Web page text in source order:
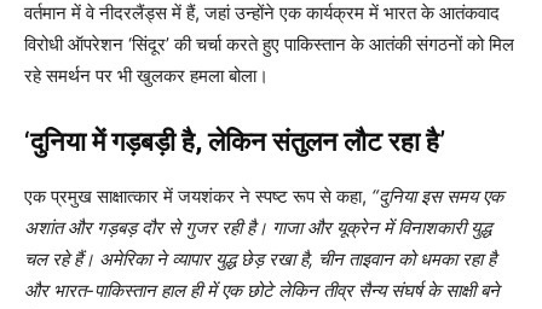
वर्तमान में वे नीदरलैंड्स में हैं, जहां उन्होंने एक कार्यक्रम में भारत के आतंकवाद
विरोधी ऑपरेशन ‘सिंदूर’ की चर्चा करते हुए पाकिस्तान के आतंकी संगठनों को मिल
रहे समर्थन पर भी खुलकर हमला बोला।
‘दुनिया में गड़बड़ी है, लेकिन संतुलन लौट रहा है’
एक प्रमुख साक्षात्कार में जयशंकर ने स्पष्ट रूप से कहा, “दुनिया इस समय एक
अशांत और गड़बड़ दौर से गुजर रही है। गाजा और यूक्रेन में विनाशकारी युद्ध
चल रहे हैं। अमेरिका ने व्यापार युद्ध छेड़ रखा है, चीन ताइवान को धमका रहा है
और भारत-पाकिस्तान हाल ही में एक छोटे लेकिन तीव्र सैन्य संघर्ष के साक्षी बने